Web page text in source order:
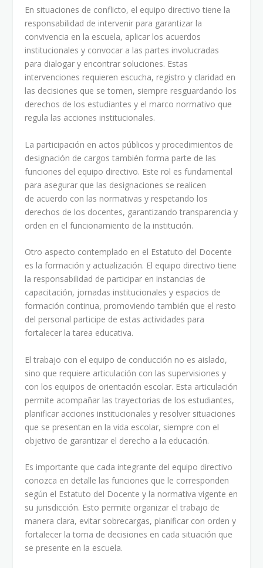
En situaciones de conflicto, el equipo directivo tiene la
responsabilidad de intervenir para garantizar la
convivencia en la escuela, aplicar los acuerdos
institucionales y convocar a las partes involucradas
para dialogar y encontrar soluciones. Estas
intervenciones requieren escucha, registro y claridad en
las decisiones que se tomen, siempre resguardando los
derechos de los estudiantes y el marco normativo que
regula las acciones institucionales.
La participación en actos públicos y procedimientos de
designación de cargos también forma parte de las
funciones del equipo directivo. Este rol es fundamental
para asegurar que las designaciones se realicen
de acuerdo con las normativas y respetando los
derechos de los docentes, garantizando transparencia y
orden en el funcionamiento de la institución.
Otro aspecto contemplado en el Estatuto del Docente
es la formación y actualización. El equipo directivo tiene
la responsabilidad de participar en instancias de
capacitación, jornadas institucionales y espacios de
formación continua, promoviendo también que el resto
del personal participe de estas actividades para
fortalecer la tarea educativa.
El trabajo con el equipo de conducción no es aislado,
sino que requiere articulación con las supervisiones y
con los equipos de orientación escolar. Esta articulación
permite acompañar las trayectorias de los estudiantes,
planificar acciones institucionales y resolver situaciones
que se presentan en la vida escolar, siempre con el
objetivo de garantizar el derecho a la educación.
Es importante que cada integrante del equipo directivo
conozca en detalle las funciones que le corresponden
según el Estatuto del Docente y la normativa vigente en
su jurisdicción. Esto permite organizar el trabajo de
manera clara, evitar sobrecargas, planificar con orden y
fortalecer la toma de decisiones en cada situación que
se presente en la escuela.